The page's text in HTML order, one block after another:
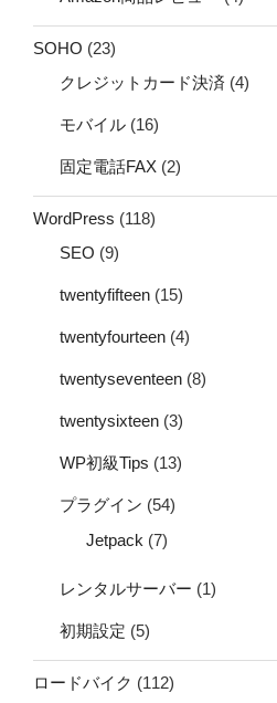
SOHO (23)
クレジットカード決済 (4)
モバイル (16)
固定電話FAX (2)
WordPress (118)
SEO (9)
twentyfifteen (15)
twentyfourteen (4)
twentyseventeen (8)
twentysixteen (3)
WP初級Tips (13)
プラグイン (54)
Jetpack (7)
レンタルサーバー (1)
初期設定 (5)
ロードバイク (112)